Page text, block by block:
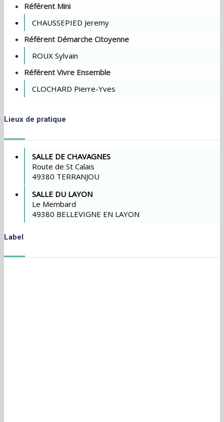
Référent Mini
CHAUSSEPIED Jeremy
Référent Démarche Citoyenne
ROUX Sylvain
Référent Vivre Ensemble
CLOCHARD Pierre-Yves
Lieux de pratique
SALLE DE CHAVAGNES
Route de St Calais
49380 TERRANJOU
SALLE DU LAYON
Le Membard
49380 BELLEVIGNE EN LAYON
Label